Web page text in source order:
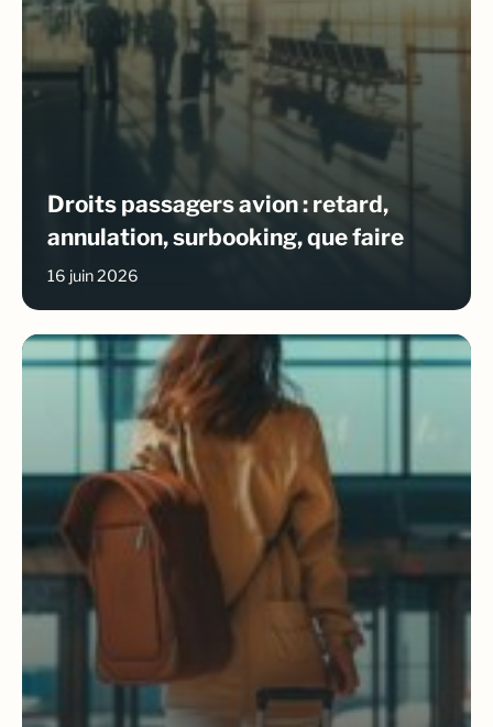
Droits passagers avion : retard,
annulation, surbooking, que faire
16 juin 2026